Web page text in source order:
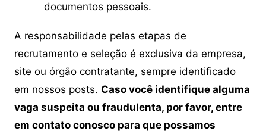
documentos pessoais.
A responsabilidade pelas etapas de
recrutamento e seleção é exclusiva da empresa,
site ou órgão contratante, sempre identificado
em nossos posts. Caso você identifique alguma
vaga suspeita ou fraudulenta, por favor, entre
em contato conosco para que possamos